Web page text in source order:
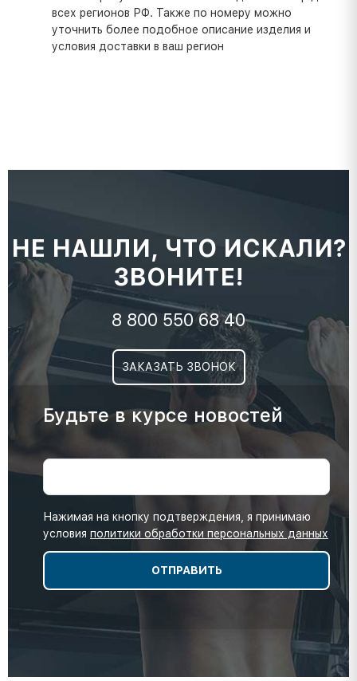
всех регионов РФ. Также по номеру можно
уточнить более подобное описание изделия и
условия доставки в ваш регион
НЕ НАШЛИ, ЧТО ИСКАЛИ?
ЗВОНИТЕ!
8 800 550 68 40
ЗАКАЗАТЬ ЗВОНОК
Будьте в курсе новостей
Нажимая на кнопку подтверждения, я принимаю
условия политики обработки персональных данных